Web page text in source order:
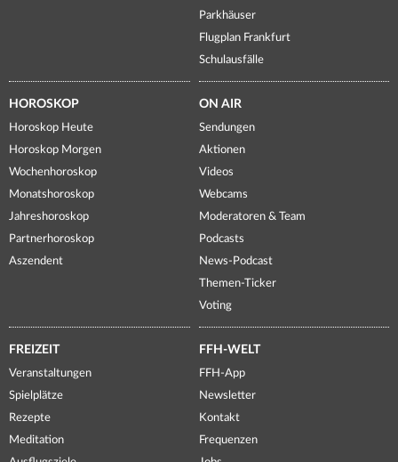
Parkhäuser
Flugplan Frankfurt
Schulausfälle
HOROSKOP
Horoskop Heute
Horoskop Morgen
Wochenhoroskop
Monatshoroskop
Jahreshoroskop
Partnerhoroskop
Aszendent
ON AIR
Sendungen
Aktionen
Videos
Webcams
Moderatoren & Team
Podcasts
News-Podcast
Themen-Ticker
Voting
FREIZEIT
Veranstaltungen
Spielplätze
Rezepte
Meditation
FFH-WELT
FFH-App
Newsletter
Kontakt
Frequenzen